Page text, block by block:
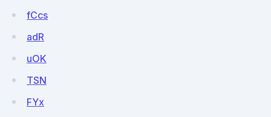
fCcs
adR
uOK
TSN
FYx